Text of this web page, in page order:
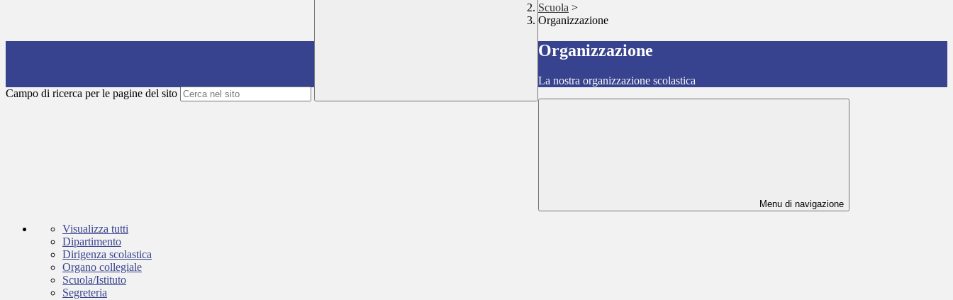
Campo di ricerca per le pagine del sito
Scuola >
Organizzazione
Organizzazione
La nostra organizzazione scolastica
Menu di navigazione
Visualizza tutti
Dipartimento
Dirigenza scolastica
Organo collegiale
Scuola/Istituto
Segreteria